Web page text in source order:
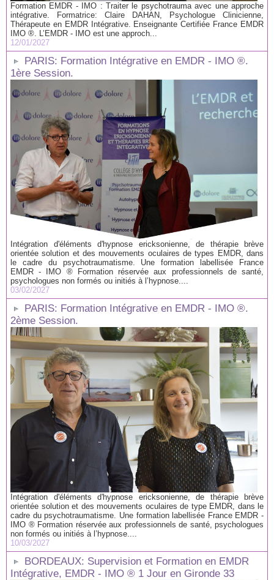
Formation EMDR - IMO : Traiter le psychotrauma avec une approche
intégrative. Formatrice: Claire DAHAN, Psychologue Clinicienne,
Thérapeute en EMDR Intégrative. Enseignante Certifiée France EMDR
IMO ®. L’EMDR - IMO est une approch...
12/01/2027
PARIS: Formation Intégrative en EMDR - IMO ®.
1ère Session.
Intégration d'éléments d'hypnose ericksonienne, de thérapie brève
orientée solution et des mouvements oculaires de types EMDR, dans
le cadre du psychotraumatisme. Une formation labellisée France
EMDR - IMO ® Formation réservée aux professionnels de santé,
psychologues non formés ou initiés à l’hypnose....
03/02/2027
PARIS: Formation Intégrative en EMDR - IMO ®.
2ème Session.
Intégration d'éléments d'hypnose ericksonienne, de thérapie brève
orientée solution et des mouvements oculaires de type EMDR, dans le
cadre du psychotraumatisme. Une formation labellisée France EMDR -
IMO ® Formation réservée aux professionnels de santé, psychologues
non formés ou initiés à l’hypnose....
10/03/2027
BORDEAUX: Supervision et Formation en EMDR
Intégrative, EMDR - IMO ® 1 Jour en Gironde 33